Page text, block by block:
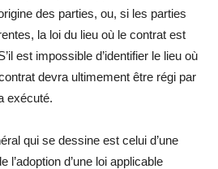
des parties, ou, si les parties
la loi du lieu où le contrat est
est impossible d’identifier le lieu où
devra ultimement être régi par
exécuté.
qui se dessine est celui d’une
l’adoption d’une loi applicable